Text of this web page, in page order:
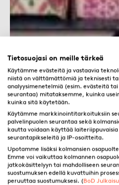
Tietosuojasi on meille tärkeä
Käytämme evästeitä ja vastaavia
niistä on välttämättömiä ja teknisesti
analyysimenetelmiä (esim. evästeitä
seurantaa) mitataksemme, kuinka
kuinka sitä käytetään.
Käytämme markkinointitarkoituksiin
palvelinpuolen seurantaa sekä
kautta voidaan käyttää
seurantapikseleitä ja IP-osoitteita.
Upotamme lisäksi kolmansien
Emme voi vaikuttaa kolmannen
jatkokäsittelyyn tai mahdolliseen
suostumuksen edellä kuvattuihin
peruuttaa suostumuksesi. (BoD